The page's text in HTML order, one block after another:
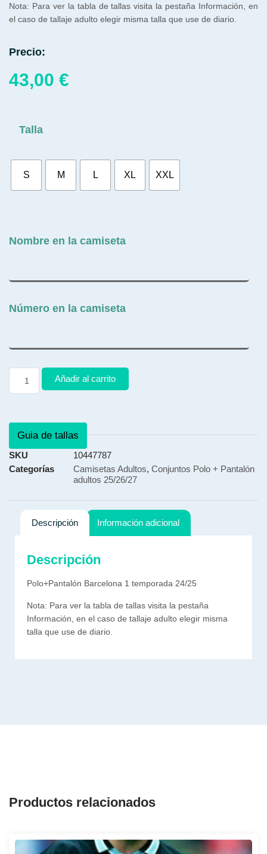
Nota: Para ver la tabla de tallas visita la pestaña Información, en
el caso de tallaje adulto elegir misma talla que use de diario.
Precio:
43,00 €
Talla
S M L XL XXL
Nombre en la camiseta
Número en la camiseta
Añadir al carrito
Guia de tallas
SKU
10447787
Categorías
Camisetas Adultos, Conjuntos Polo + Pantalón
adultos 25/26/27
Descripción Información adicional
Descripción
Polo+Pantalón Barcelona 1 temporada 24/25
Nota: Para ver la tabla de tallas visita la pestaña
Información, en el caso de tallaje adulto elegir misma
talla que use de diario.
Productos relacionados